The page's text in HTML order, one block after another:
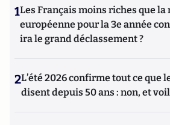
1Les Français moins riches que la
européenne pour la 3e année
ira le grand déclassement ?
2L’été 2026 confirme tout ce que
disent depuis 50 ans : non, et